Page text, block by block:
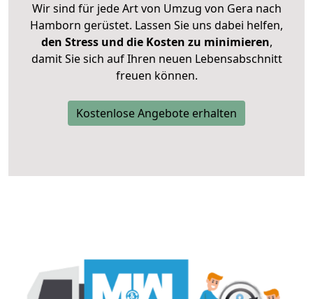
Wir sind für jede Art von Umzug von Gera nach
Hamborn gerüstet. Lassen Sie uns dabei helfen,
den Stress und die Kosten zu minimieren,
damit Sie sich auf Ihren neuen Lebensabschnitt
freuen können.
Kostenlose Angebote erhalten